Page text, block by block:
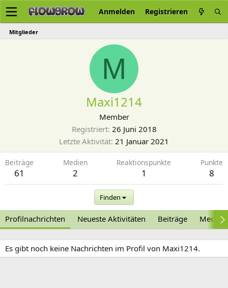
Anmelden Registrieren
Mitglieder
M
Maxi1214
Member
Registriert 26 Juni 2018
Letzte Aktivität 21 Januar 2021
Beiträge
61
Medien
2
Reaktionspunkte
1
Punkte
8
Finden
Profilnachrichten Neueste Aktivitäten Beiträge Medien
Es gibt noch keine Nachrichten im Profil von Maxi1214.